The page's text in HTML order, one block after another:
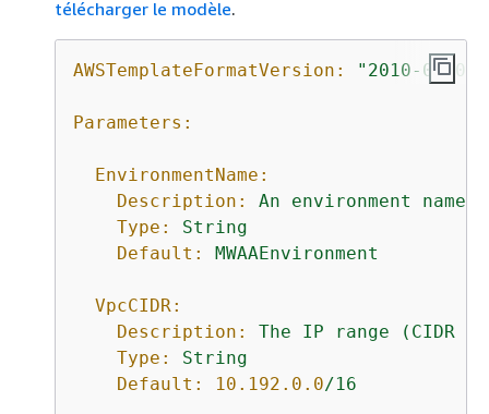
télécharger le modèle.
AWSTemplateFormatVersion: "2010-09-09"
Parameters:
EnvironmentName:
Description:
An environment name
Type:
String
Default:
MWAAEnvironment
VpcCIDR:
Description:
The IP range (CIDR
Type:
String
Default:
10.192 .0 .0/16